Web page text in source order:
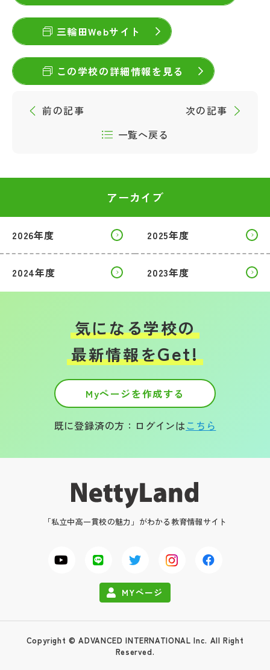
三輪田Webサイト
この学校の詳細情報を見る
前の記事
一覧へ戻る
次の記事
アーカイブ
2026年度 2025年度
2024年度 2023年度
気になる学校の
最新情報をGet!
Myページを作成する
既に登録済の方：ログインはこちら
「私立中高一貫校の魅力」がわかる教育情報サイト
MYページ
Copyright © ADVANCED INTERNATIONAL Inc. All Right
Reserved.